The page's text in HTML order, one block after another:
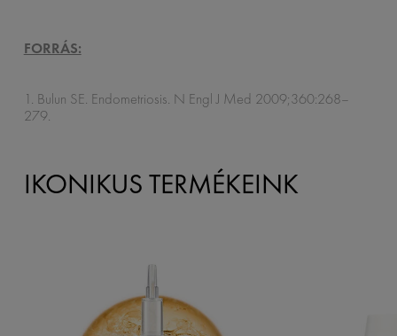
FORRÁS:
1. Bulun SE. Endometriosis. N Engl J Med 2009;360:268–
279.
IKONIKUS TERMÉKEINK